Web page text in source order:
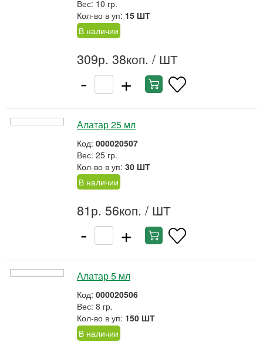
Вес: 10 гр.
Кол-во в уп: 15 ШТ
В наличии
309р. 38коп. / ШТ
- +
Алатар 25 мл
Код: 000020507
Вес: 25 гр.
Кол-во в уп: 30 ШТ
В наличии
81р. 56коп. / ШТ
- +
Алатар 5 мл
Код: 000020506
Вес: 8 гр.
Кол-во в уп: 150 ШТ
В наличии